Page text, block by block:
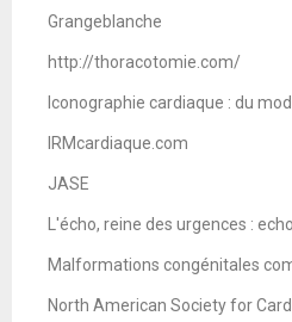
Grangeblanche
http://thoracotomie.com/
Iconographie cardiaque : du
IRMcardiaque.com
JASE
L'écho, reine des urgences :
Malformations congénitales
North American Society for